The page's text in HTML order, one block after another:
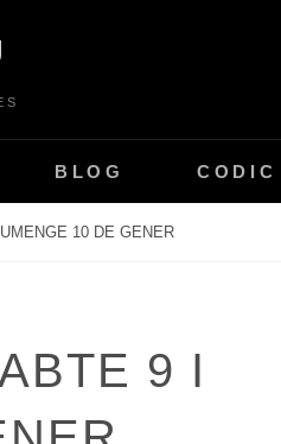
BLOG CODIC
10 DE GENER
9 I